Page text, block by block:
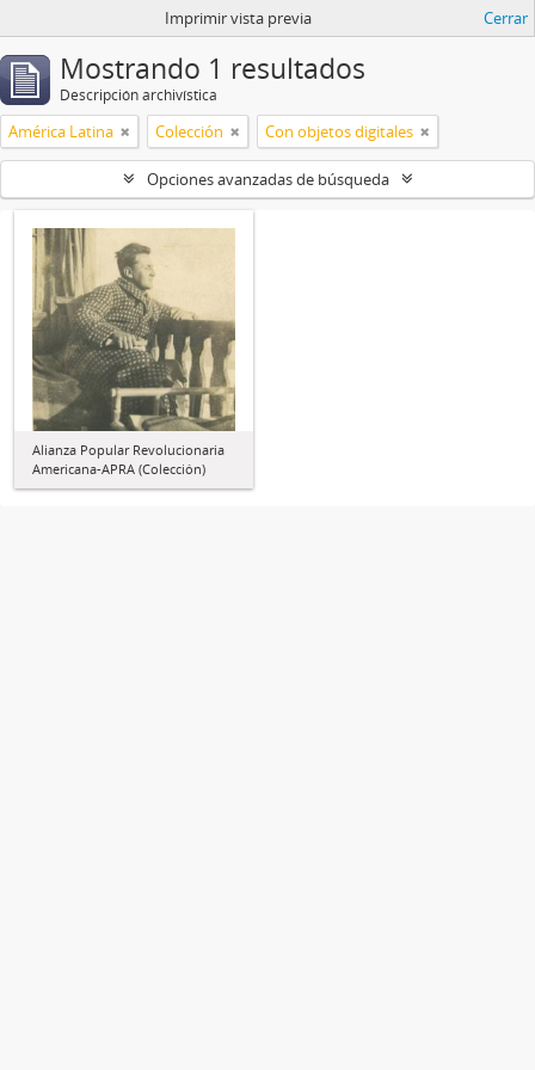
Imprimir vista previa Cerrar
Mostrando 1 resultados
Descripción archivística
América Latina Colección Con objetos digitales
Opciones avanzadas de búsqueda
Alianza Popular Revolucionaria
Americana-APRA (Colección)